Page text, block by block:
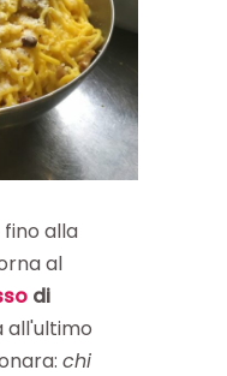
alla
al
di
all'ultimo
chi